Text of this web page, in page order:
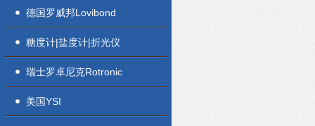
德国罗威邦Lovibond
糖度计|盐度计|折光仪
瑞士罗卓尼克Rotronic
美国YSI